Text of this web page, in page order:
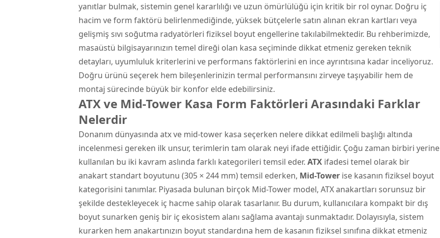
yanıtlar bulmak, sistemin genel kararlılığı ve uzun ömürlülüğü için kritik bir rol oynar. Doğru iç
hacim ve form faktörü belirlenmediğinde, yüksek bütçelerle satın alınan ekran kartları veya
gelişmiş sıvı soğutma radyatörleri fiziksel boyut engellerine takılabilmektedir. Bu rehberimizde,
masaüstü bilgisayarınızın temel direği olan kasa seçiminde dikkat etmeniz gereken teknik
detayları, uyumluluk kriterlerini ve performans faktörlerini en ince ayrıntısına kadar inceliyoruz.
Doğru ürünü seçerek hem bileşenlerinizin termal performansını zirveye taşıyabilir hem de
montaj sürecinde büyük bir konfor elde edebilirsiniz.
ATX ve Mid-Tower Kasa Form Faktörleri Arasındaki Farklar
Nelerdir
Donanım dünyasında atx ve mid-tower kasa seçerken nelere dikkat edilmeli başlığı altında
incelenmesi gereken ilk unsur, terimlerin tam olarak neyi ifade ettiğidir. Çoğu zaman birbiri yerine
kullanılan bu iki kavram aslında farklı kategorileri temsil eder. ATX ifadesi temel olarak bir
anakart standart boyutunu (305 × 244 mm) temsil ederken, Mid-Tower ise kasanın fiziksel boyut
kategorisini tanımlar. Piyasada bulunan birçok Mid-Tower model, ATX anakartları sorunsuz bir
şekilde destekleyecek iç hacme sahip olarak tasarlanır. Bu durum, kullanıcılara kompakt bir dış
boyut sunarken geniş bir iç ekosistem alanı sağlama avantajı sunmaktadır. Dolayısıyla, sistem
kurarken hem anakartınızın boyut standardına hem de kasanın fiziksel sınıfına dikkat etmeniz